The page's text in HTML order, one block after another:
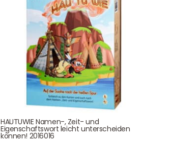
HAUTUWIE Namen-, Zeit- und
Eigenschaftswort leicht unterscheiden
können! 2016016
Newsletter Anmelden
NEWSLETTER